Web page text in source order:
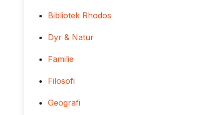
Bibliotek Rhodos
Dyr & Natur
Familie
Filosofi
Geografi